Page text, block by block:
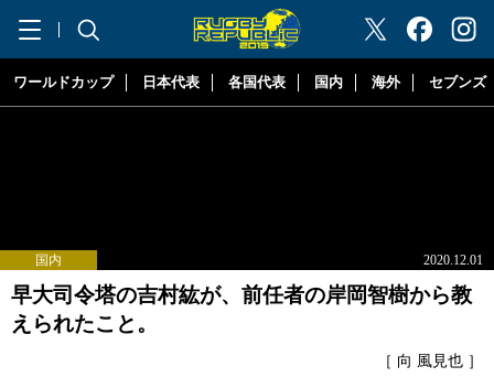
"ラグビーリパブリック"
ワールドカップ 日本代表 各国代表 国内 海外 セブンズ
国内 2020.12.01
早大司令塔の吉村紘が、前任者の岸岡智樹から教
えられたこと。
［ 向 風見也 ］